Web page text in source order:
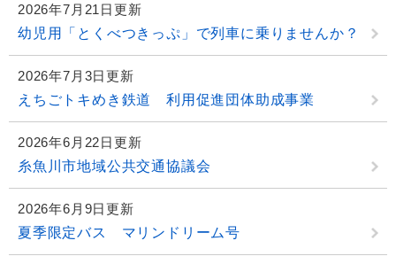
2026年7月21日更新
幼児用「とくべつきっぷ」で列車に乗りませんか？
2026年7月3日更新
えちごトキめき鉄道 利用促進団体助成事業
2026年6月22日更新
糸魚川市地域公共交通協議会
2026年6月9日更新
夏季限定バス マリンドリーム号